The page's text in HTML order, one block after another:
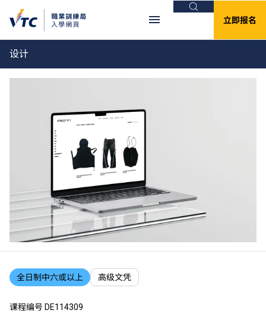
搜索
立即报名
设计
全日制中六或以上 高级文凭
课程编号 DE114309